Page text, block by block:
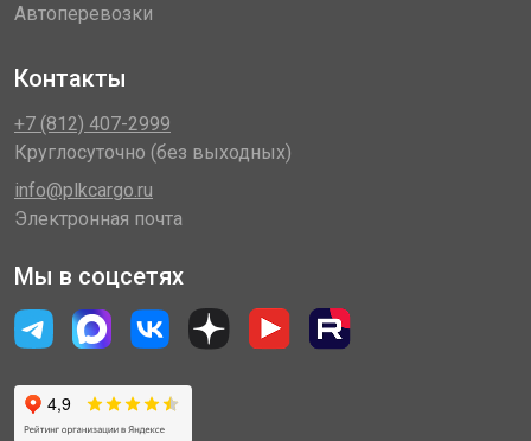
Автоперевозки
Контакты
+7 (812) 407-2999
Круглосуточно (без выходных)
info@plkcargo.ru
Электронная почта
Мы в соцсетях